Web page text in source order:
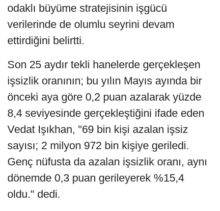
odaklı büyüme stratejisinin işgücü
verilerinde de olumlu seyrini devam
ettirdiğini belirtti.
Son 25 aydır tekli hanelerde gerçekleşen
işsizlik oranının; bu yılın Mayıs ayında bir
önceki aya göre 0,2 puan azalarak yüzde
8,4 seviyesinde gerçekleştiğini ifade eden
Vedat Işıkhan, "69 bin kişi azalan işsiz
sayısı; 2 milyon 972 bin kişiye geriledi.
Genç nüfusta da azalan işsizlik oranı, aynı
dönemde 0,3 puan gerileyerek %15,4
oldu." dedi.